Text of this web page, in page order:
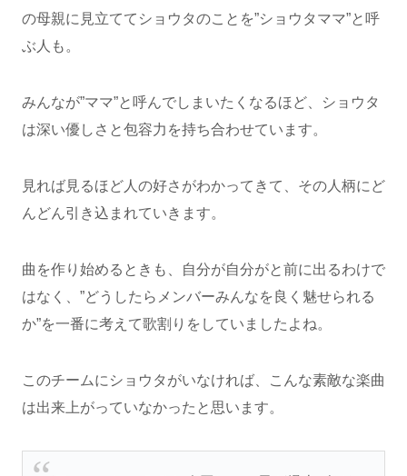
の母親に見立ててショウタのことを”ショウタママ”と呼
ぶ人も。
みんなが”ママ”と呼んでしまいたくなるほど、ショウタ
は深い優しさと包容力を持ち合わせています。
見れば見るほど人の好さがわかってきて、その人柄にど
んどん引き込まれていきます。
曲を作り始めるときも、自分が自分がと前に出るわけで
はなく、”どうしたらメンバーみんなを良く魅せられる
か”を一番に考えて歌割りをしていましたよね。
このチームにショウタがいなければ、こんな素敵な楽曲
は出来上がっていなかったと思います。